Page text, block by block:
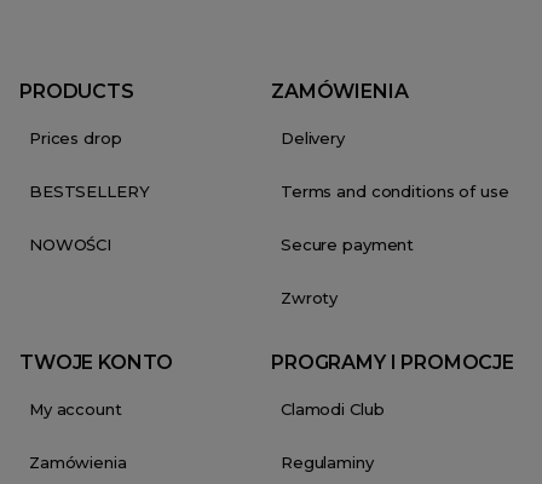
PRODUCTS
Prices drop
BESTSELLERY
NOWOŚCI
ZAMÓWIENIA
Delivery
Terms and conditions of use
Secure payment
Zwroty
TWOJE KONTO
My account
Zamówienia
PROGRAMY I PROMOCJE
Clamodi Club
Regulaminy